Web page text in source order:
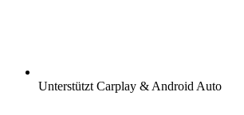
Unterstützt Carplay & Android Auto